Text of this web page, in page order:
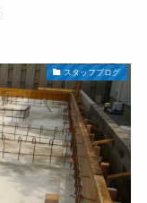
スタッフブログ